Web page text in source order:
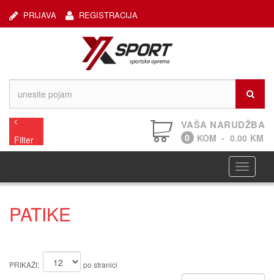
REGISTRACIJA
PRIJAVA
Filter
VAŠA NARUDŽBA
0 KOM - 0.00 KM
PATIKE
PRIKAŽI: po stranici